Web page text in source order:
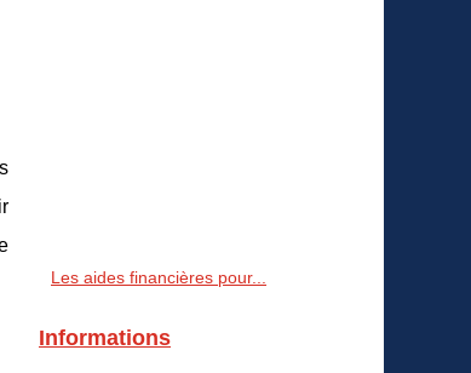
Les aides financières pour...
Informations